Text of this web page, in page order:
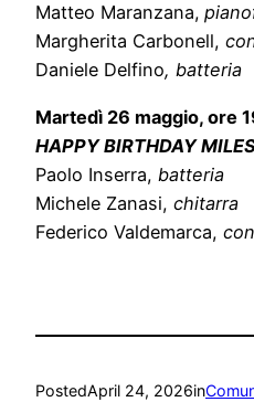
Matteo Maranzana,
Margherita Carbonell,
Daniele Delfino, batteria
Martedì 26 maggio, ore
HAPPY BIRTHDAY
Paolo Inserra, batteria
Michele Zanasi, chitarra
Federico Valdemarca,
PostedApril 24, 2026in